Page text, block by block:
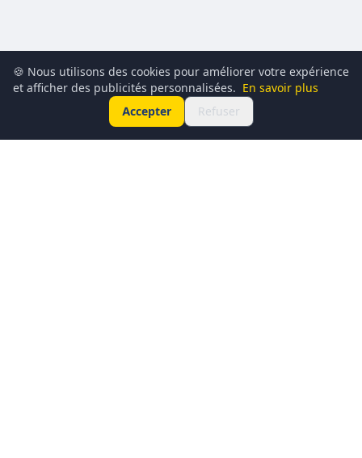
🍪 Nous utilisons des cookies pour améliorer votre expérience
et afficher des publicités personnalisées. En savoir plus
Accepter
Refuser